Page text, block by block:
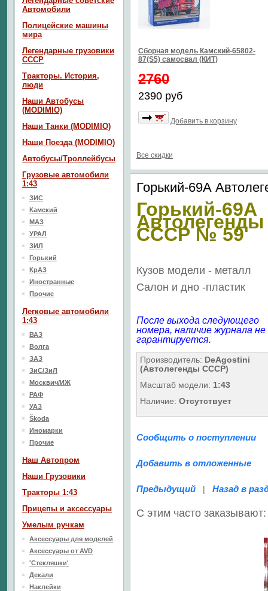
Сборная модель Камский-65802-
87(S5) самосвал (КИТ)
2760
2390 руб
Добавить в корзину
Все скидки
Горький-69А
Горький-69А
Автолегенды
СССР № 59
Кузов модели - металл
Салон и дно -пластик
После выхода следующего
номера, наличие журнала не
гарантируется.
Производитель: DeAgostini
(Автолегенды СССР)
Масштаб модели: 1:43
Наличие: Отсутствует
Сообщить о поступлении
Добавить в отложенные
Предыдущий | Назад в
С этим часто заказывают:
Автомобили
Полицейские машины
мира
Легендарные грузовики
СССР
Тракторы. История,
люди
Наши Автобусы
(MODIMIO)
Наши Танки (MODIMIO)
Наши Поезда (MODIMIO)
Автобусы/Троллейбусы
Грузовые автомобили
1:43
ЗИС
Камский
МАЗ
УРАЛ
ЗИЛ
Горький
КрАЗ
Иностранные
Прочие
Легковые автомобили
1:43
ВАЗ
Волга
ЗАЗ
ЗиС/ЗиЛ
Москвич/ИЖ
РАФ
УАЗ
Škoda
Иномарки
Прочие
Наш Aвтопром
Наши Грузовики
Тракторы 1:43
Прицепы и аксессуары
Умелым ручкам
Аксессуары для моделей
Аксессуары от AVD
'Стекляшки'
Декали
Наклейки